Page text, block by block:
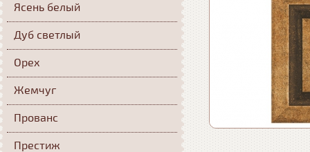
Ясень белый
Дуб светлый
Орех
Жемчуг
Прованс
Престиж